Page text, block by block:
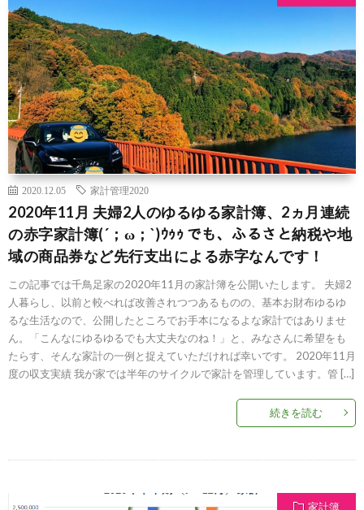
2020.12.05 家計管理2020
2020年11月 夫婦2人のゆるゆる家計簿、2ヵ月連続
の赤字家計簿(´；ω；`)ｳｩｩ でも、ふるさと納税や地
域の商品券など先行支出による赤字なんです！
この記事では千鳥足家の2020年11月の家計簿を公開いたします。 夫婦2
人暮らし、以前と較べれば改善されつつあるものの、基本お財布ゆるゆ
るな生活なので、公開したところでお手本になるよな家計ではありませ
ん。「こんなにゆるゆるでも大丈夫なのね！」と、みなさんに希望をも
たらす、そんな家計の一例と捉えていただければ幸いです。 2020年11月
度の収支実績 我が家では半年のサイクルで家計を管理しています。管 […]
続きを読む
家計簿